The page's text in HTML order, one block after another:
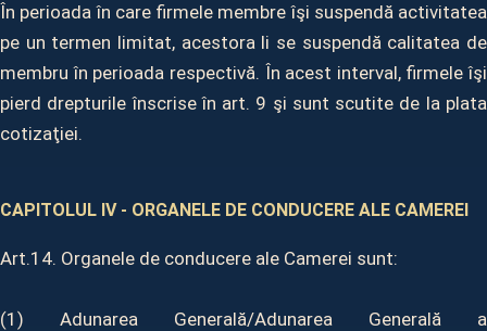
În perioada în care firmele membre îşi suspendă activitatea
pe un termen limitat, acestora li se suspendă calitatea de
membru în perioada respectivă. În acest interval, firmele îşi
pierd drepturile înscrise în art. 9 şi sunt scutite de la plata
cotizaţiei.
CAPITOLUL IV - ORGANELE DE CONDUCERE ALE CAMEREI
Art.14. Organele de conducere ale Camerei sunt:
(1) Adunarea Generală/Adunarea Generală a